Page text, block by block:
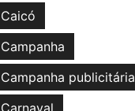
Caicó
Campanha
Campanha publicitária
Carnaval